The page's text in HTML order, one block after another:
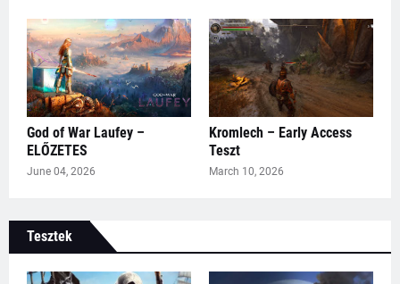
God of War Laufey –
ELŐZETES
June 04, 2026
Kromlech – Early Access
Teszt
March 10, 2026
Tesztek